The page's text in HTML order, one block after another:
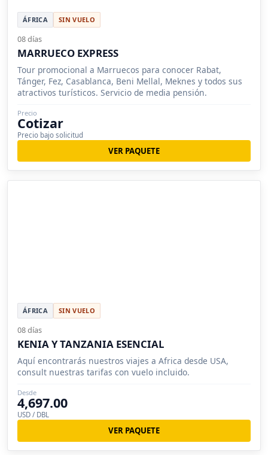
ÁFRICA SIN VUELO
08 días
MARRUECO EXPRESS
Tour promocional a Marruecos para conocer Rabat,
Tánger, Fez, Casablanca, Beni Mellal, Meknes y todos sus
atractivos turísticos. Servicio de media pensión.
Precio
Cotizar
Precio bajo solicitud
VER PAQUETE
ÁFRICA SIN VUELO
08 días
KENIA Y TANZANIA ESENCIAL
Aquí encontrarás nuestros viajes a Africa desde USA,
consult nuestras tarifas con vuelo incluido.
Desde
4,697.00
USD / DBL
VER PAQUETE